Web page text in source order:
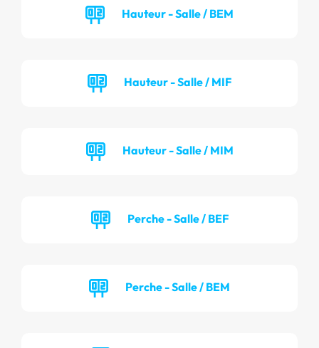
Hauteur - Salle / BEM
Hauteur - Salle / MIF
Hauteur - Salle / MIM
Perche - Salle / BEF
Perche - Salle / BEM